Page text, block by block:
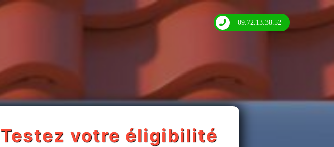
09.72.13.38.52
Testez votre éligibilité